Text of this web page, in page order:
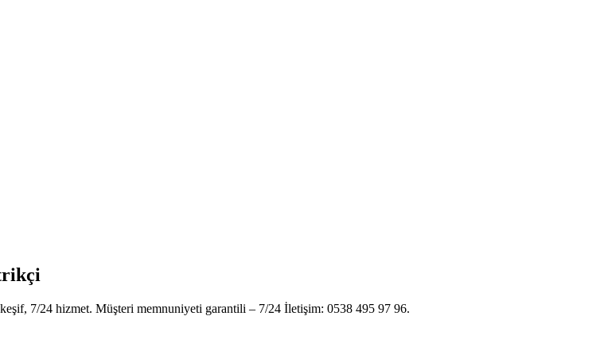
7/24 hizmet. Müşteri memnuniyeti garantili – 7/24 İletişim: 0538 495 97 96.